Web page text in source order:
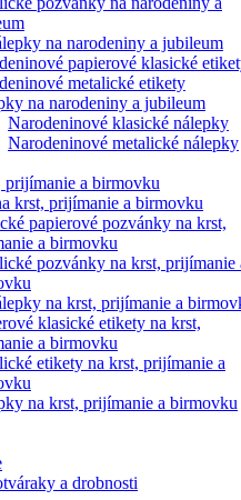
na narodeniny a jubileum
papierové klasické
metalické etikety
na narodeniny a jubileum
Narodeninové klasické nálepky
Narodeninové metalické nálepky
a birmovku
krst, prijímanie a birmovku
papierové pozvánky na krst,
a birmovku
pozvánky na krst, prijímanie
na krst, prijímanie a
klasické etikety na krst,
a birmovku
etikety na krst, prijímanie a
na krst, prijímanie a birmovku
a drobnosti